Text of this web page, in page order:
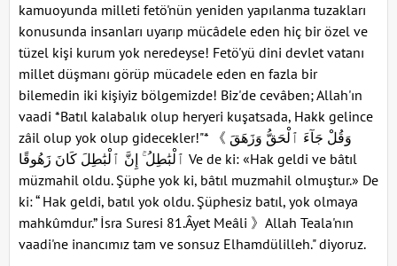
kamuoyunda milleti fetö'nün yeniden yapılanma tuzakları
konusunda insanları uyarıp mücâdele eden hiç bir özel ve
tüzel kişi kurum yok neredeyse! Fetö'yü dini devlet vatanı
millet düşmanı görüp mücadele eden en fazla bir
bilemedin iki kişiyiz bölgemizde! Biz'de cevâben; Allah'ın
vaadi *Batıl kalabalık olup heryeri kuşatsada, Hakk gelince
zâil olup yok olup gidecekler!"* 《 وَقُلْ جَآءَ ٱلْحَقُّ وَزَهَقَ
ٱلْبَٰطِلُ ۚ إِنَّ ٱلْبَٰطِلَ كَانَ زَهُوقًا Ve de ki: «Hak geldi ve bâtıl
müzmahil oldu. Şüphe yok ki, bâtıl muzmahil olmuştur.» De
ki: “ Hak geldi, batıl yok oldu. Şüphesiz batıl, yok olmaya
mahkûmdur.” İsra Suresi 81.Âyet Meâli 》Allah Teala'nın
vaadi'ne inancımız tam ve sonsuz Elhamdülilleh." diyoruz.